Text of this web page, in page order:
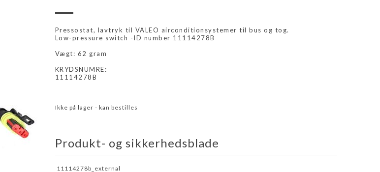
Pressostat, lavtryk til VALEO airconditionsystemer til bus og tog.
Low-pressure switch -ID number 11114278B
Vægt: 62 gram
KRYDSNUMRE:
11114278B
Ikke på lager - kan bestilles
Produkt- og sikkerhedsblade
11114278b_external